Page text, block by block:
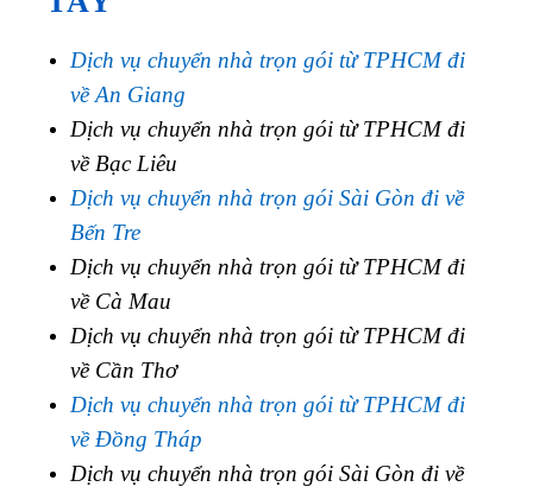
Dịch vụ chuyển nhà trọn gói từ TPHCM đi
về An Giang
Dịch vụ chuyển nhà trọn gói từ TPHCM đi
về Bạc Liêu
Dịch vụ chuyển nhà trọn gói Sài Gòn đi về
Bến Tre
Dịch vụ chuyển nhà trọn gói từ TPHCM đi
về Cà Mau
Dịch vụ chuyển nhà trọn gói từ TPHCM đi
về Cần Thơ
Dịch vụ chuyển nhà trọn gói từ TPHCM đi
về Đồng Tháp
Dịch vụ chuyển nhà trọn gói Sài Gòn đi về